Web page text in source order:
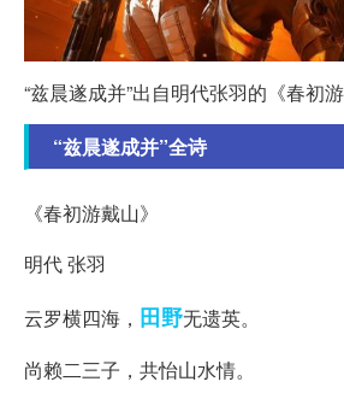
“兹晨遂成并”出自明代张羽的《春初游
“兹晨遂成并”全诗
《春初游戴山》
明代 张羽
云罗横四海， 田野无遗英。
尚赖二三子，共怡山水情。